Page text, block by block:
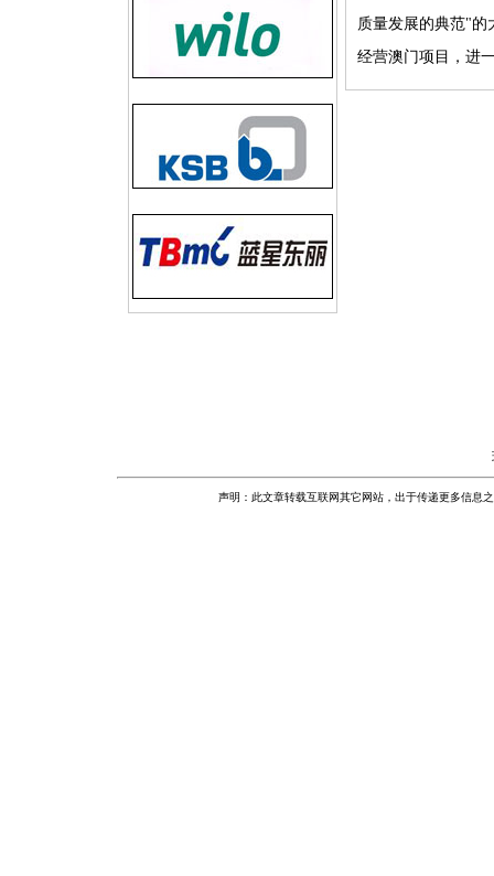
质量发展的典范"的
经营澳门项目，进
声明：此文章转载互联网其它网站，出于传递更多信息